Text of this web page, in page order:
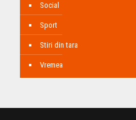
Social
Sport
Stiri din tara
Vremea